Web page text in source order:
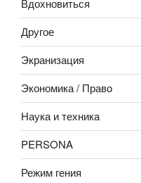
Вдохновиться
Другое
Экранизация
Экономика / Право
Наука и техника
PERSONA
Режим гения